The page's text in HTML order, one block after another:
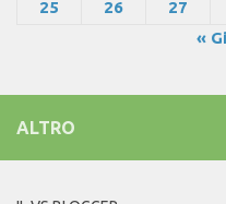
25
26 27
«
ALTRO